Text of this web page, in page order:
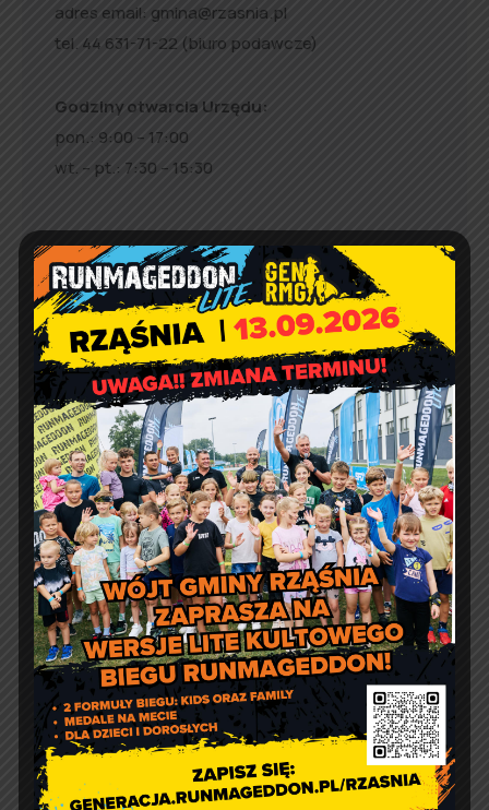
adres email: gmina@rzasnia.pl
tel. 44 631-71-22 (biuro podawcze)
Godziny otwarcia Urzędu:
pon.: 9:00 – 17:00
wt. – pt.: 7:30 – 15:30
Jakość powietrza